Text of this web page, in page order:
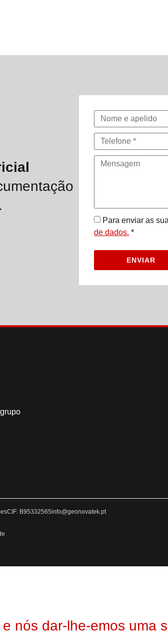
Para enviar as
de dados. *
ENVIAR
CIF: B95332565info@geonovatek.pt
nós dar-lhe-emos uma